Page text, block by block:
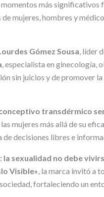
más significativos
mujeres, hombres y
Gómez Sousa, líder
, especialista en ginecología,
sin juicios y de promover
transdérmico
mujeres más allá de su
decisiones libres e
la sexualidad no debe
Visible», la marca invitó a
fortaleciendo un